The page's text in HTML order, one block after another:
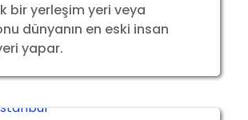
bir yerleşim yeri veya
dünyanın en eski insan
yapar.